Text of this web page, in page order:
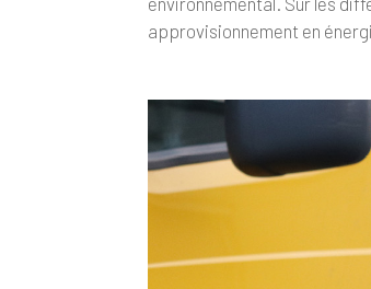
approvisionnement en